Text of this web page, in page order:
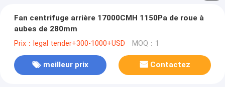
Fan centrifuge arrière 17000CMH 1150Pa de roue à
aubes de 280mm
Prix：legal tender+300-1000+USD MOQ：1
meilleur prix Contactez